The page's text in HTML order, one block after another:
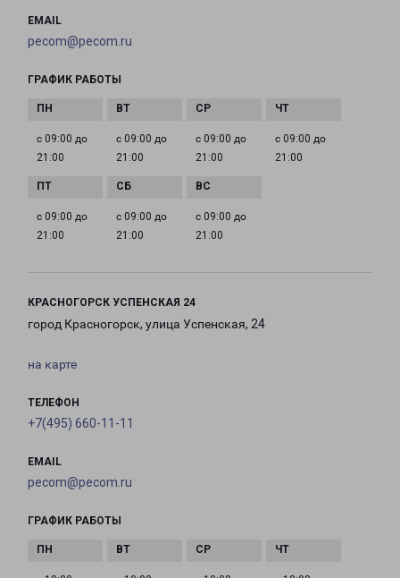
EMAIL
pecom@pecom.ru
ГРАФИК РАБОТЫ
с 09:00 до
21:00
с 09:00 до
21:00
с 09:00 до
21:00
с 09:00 до
21:00
с 09:00 до
21:00
с 09:00 до
21:00
с 09:00 до
21:00
КРАСНОГОРСК УСПЕНСКАЯ 24
город Красногорск, улица Успенская, 24
на карте
ТЕЛЕФОН
+7(495) 660-11-11
EMAIL
pecom@pecom.ru
ГРАФИК РАБОТЫ